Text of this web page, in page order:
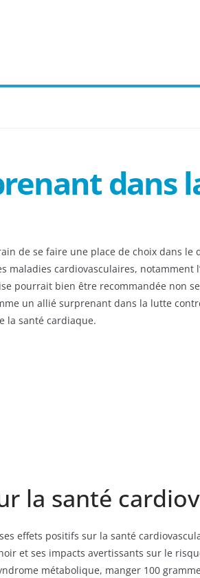
dans
de se faire une place de choix dans le
cardiovasculaires, notamment
pourrait bien être recommandée non
un allié surprenant dans la lutte
la santé cardiaque.
la santé
effets positifs sur la santé
et ses impacts avertissants sur le
métabolique, manger 100